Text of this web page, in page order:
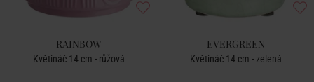
RAINBOW
Květináč 14 cm - růžová
EVERGREEN
Květináč 14 cm - zelená